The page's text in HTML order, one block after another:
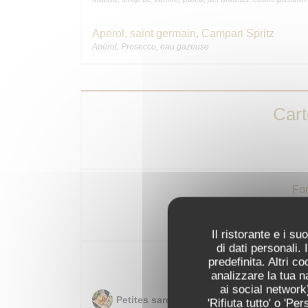
Il ristorante e i
di dati personali.
predefinita. Altri
analizzare la tua
ai social
'Rifiuta tutto' o
Aperol, saint germain, Campari Spritz
Apérol, Prosecco, eau gazeuse
Pour
Petites sardines de Galice « LA